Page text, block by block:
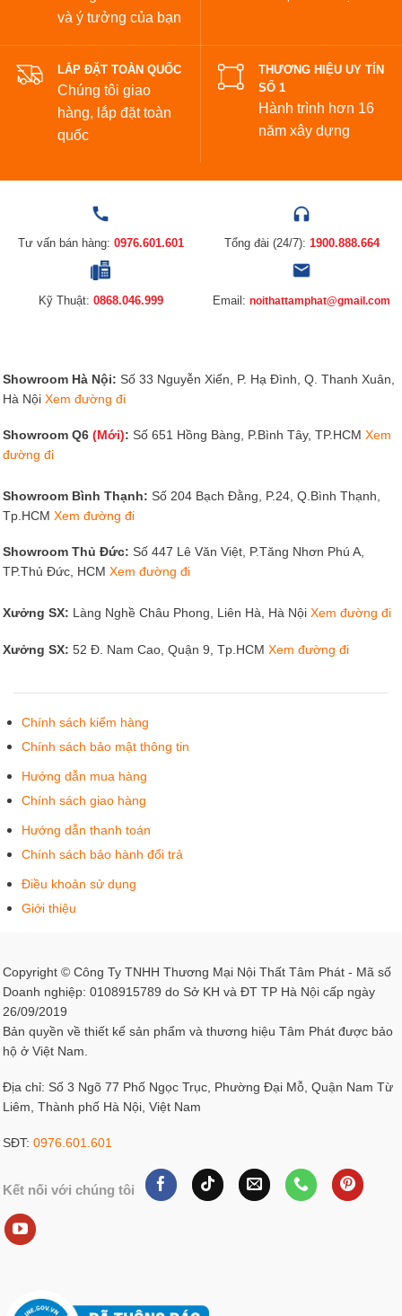
và ý tưởng của bạn
LẮP ĐẶT TOÀN QUỐC
Chúng tôi giao
hàng, lắp đặt toàn
quốc
THƯƠNG HIỆU UY TÍN
SỐ 1
Hành trình hơn 16
năm xây dựng
Tư vấn bán hàng: 0976.601.601 Tổng đài (24/7): 1900.888.664
Kỹ Thuật: 0868.046.999 Email: noithattamphat@gmail.com
Showroom Hà Nội: Số 33 Nguyễn Xiển, P. Hạ Đình, Q. Thanh Xuân,
Hà Nội Xem đường đi
Showroom Q6 (Mới): Số 651 Hồng Bàng, P.Bình Tây, TP.HCM Xem
đường đi
Showroom Bình Thạnh: Số 204 Bạch Đằng, P.24, Q.Bình Thạnh,
Tp.HCM Xem đường đi
Showroom Thủ Đức: Số 447 Lê Văn Việt, P.Tăng Nhơn Phú A,
TP.Thủ Đức, HCM Xem đường đi
Xưởng SX: Làng Nghề Châu Phong, Liên Hà, Hà Nội Xem đường đi
Xưởng SX: 52 Đ. Nam Cao, Quận 9, Tp.HCM Xem đường đi
Chính sách kiểm hàng
Chính sách bảo mật thông tin
Hướng dẫn mua hàng
Chính sách giao hàng
Hướng dẫn thanh toán
Chính sách bảo hành đổi trả
Điều khoản sử dụng
Giới thiệu
Copyright © Công Ty TNHH Thương Mại Nội Thất Tâm Phát - Mã số
Doanh nghiệp: 0108915789 do Sở KH và ĐT TP Hà Nội cấp ngày
26/09/2019
Bản quyền về thiết kế sản phẩm và thương hiệu Tâm Phát được bảo
hộ ở Việt Nam.
Địa chỉ: Số 3 Ngõ 77 Phố Ngọc Trục, Phường Đại Mỗ, Quận Nam Từ
Liêm, Thành phố Hà Nội, Việt Nam
SĐT: 0976.601.601
Kết nối với chúng tôi